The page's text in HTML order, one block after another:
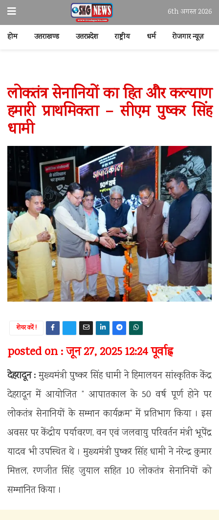
6th अगस्त 2026
होम उत्तराखण्ड उत्तरप्रदेश राष्ट्रीय धर्म रोजगार न्यूज़
लोकतंत्र सेनानियों का हित और कल्याण
हमारी प्राथमिकता – सीएम पुष्कर सिंह
धामी
शेयर करें !
posted on : जून 27, 2025 12:24 पूर्वाह्न
देहरादून :मुख्यमंत्री पुष्कर सिंह धामी ने हिमालयन सांस्कृतिक केंद्र
देहरादून में आयोजित ” आपातकाल के 50 वर्ष पूर्ण होने पर
लोकतंत्र सेनानियों के सम्मान कार्यक्रम” में प्रतिभाग किया । इस
अवसर पर केंद्रीय पर्यावरण, वन एवं जलवायु परिवर्तन मंत्री भूपेंद्र
यादव भी उपस्थित थे । मुख्यमंत्री पुष्कर सिंह धामी ने नरेन्द्र कुमार
मित्तल, रणजीत सिंह जुयाल सहित 10 लोकतंत्र सेनानियों को
सम्मानित किया ।